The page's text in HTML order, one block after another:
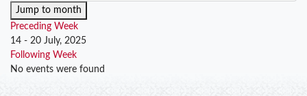
Jump to month
Preceding Week
14 - 20 July, 2025
Following Week
No events were found